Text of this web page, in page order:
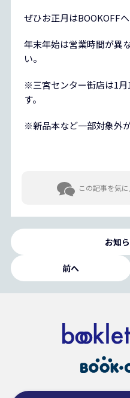
ぜひお正月はBOOKOFF
年末年始は営業時間が異
い。
※三宮センター街店は1
す。
※新品本など一部対象外
この記事を気
お知
前へ